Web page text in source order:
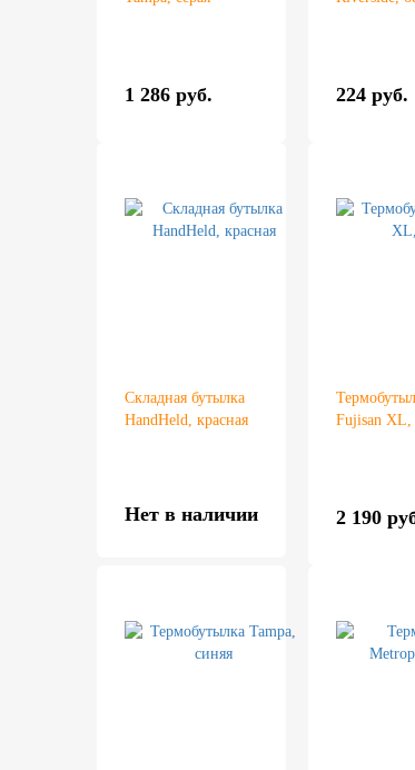
1 286 руб. 224 руб.
Складная бутылка
HandHeld, красная
Нет в наличии
Fujisan XL,
2 190